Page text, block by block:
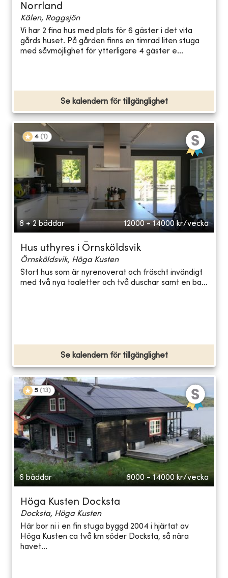
Norrland
Kälen, Roggsjön
Vi har 2 fina hus med plats för 6 gäster i det vita
gårds huset. På gården finns en timrad liten stuga
med såvmöjlighet för ytterligare 4 gäster e...
Se kalendern för tillgänglighet
4 (1 )
8 + 2 bäddar 12000 - 14000 kr/vecka
Hus uthyres i Örnsköldsvik
Örnsköldsvik, Höga Kusten
Stort hus som är nyrenoverat och fräscht invändigt
med två nya toaletter och två duschar samt en ba...
Se kalendern för tillgänglighet
5 (13)
6 bäddar 8000 - 14000 kr/vecka
Höga Kusten Docksta
Docksta, Höga Kusten
Här bor ni i en fin stuga byggd 2004 i hjärtat av
Höga Kusten ca två km söder Docksta, så nära
havet...